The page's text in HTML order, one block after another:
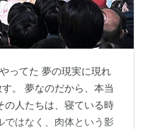
ってた 夢の現実に現れ
。 夢なのだから、本当
の人たちは、寝ている時
ではなく、肉体という影